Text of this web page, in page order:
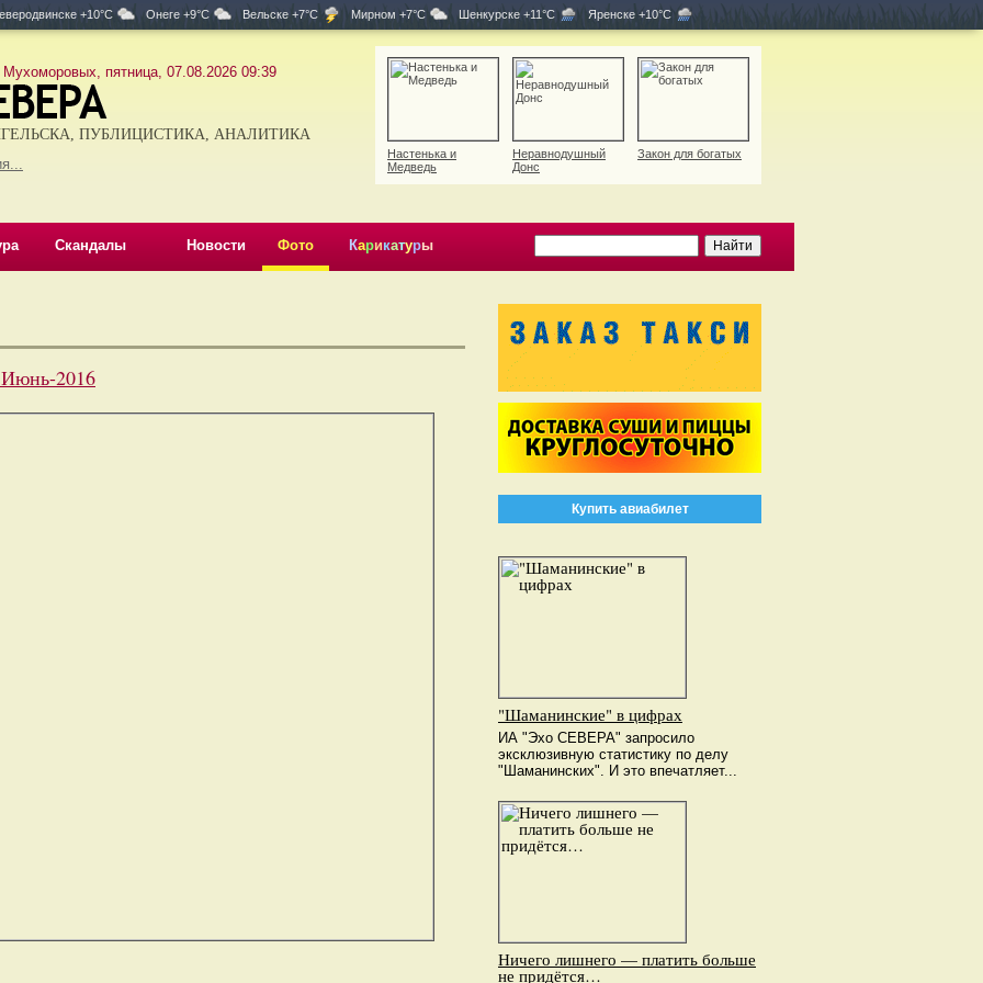
+10°C Онеге +9°C Вельске +7°C Мирном +7°C Шенкурске +11°C Яренске +10°C
Мухоморовых, пятница, 07.08.2026 09:39
ПУБЛИЦИСТИКА, АНАЛИТИКА
Настенька и
Медведь
Неравнодушный
Донс
Закон для богатых
Скандалы Новости Фото Карикатуры
Июнь-2016
Купить авиабилет
"Шаманинские" в цифрах
ИА "Эхо СЕВЕРА" запросило
эксклюзивную статистику по делу
"Шаманинских". И это впечатляет...
Ничего лишнего — платить больше
не придётся…